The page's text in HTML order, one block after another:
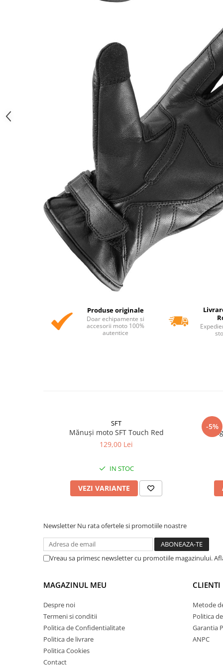
Produse originale
Doar echipamente si
accesorii moto 100%
autentice
SFT
Mănuși moto SFT Touch Red
129,00 Lei
IN STOC
VEZI VARIANTE
-5%
Newsletter Nu rata ofertele si promotiile noastre
Vreau sa primesc newsletter cu promotiile magazinului.
MAGAZINUL MEU
Despre noi
Termeni si conditii
Politica de Confidentialitate
Politica de livrare
Politica Cookies
Contact
CLIENTI
Metode
Politica
Garantia
ANPC